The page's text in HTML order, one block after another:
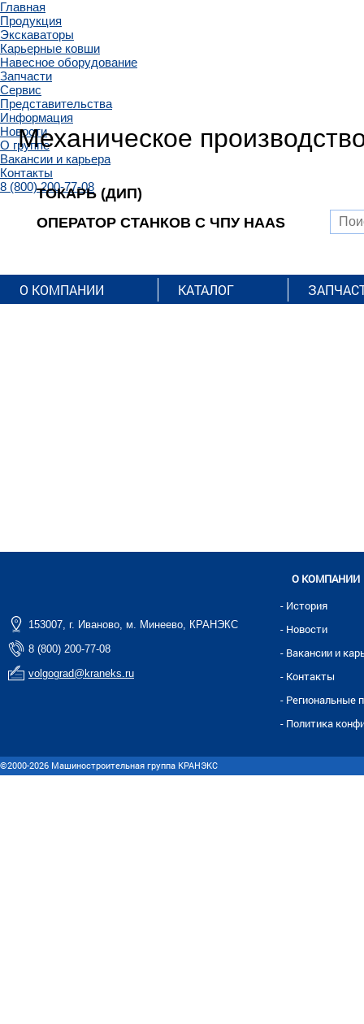
Главная
Продукция
Экскаваторы
Карьерные ковши
Навесное оборудование
Запчасти
Сервис
Представительства
Информация
Новости
О группе
Вакансии и карьера
Контакты
8 (800) 200-77-08
О КОМПАНИИ КАТАЛОГ
Механическое
ТОКАРЬ (ДИП)
ОПЕРАТОР СТАНКОВ С ЧПУ HAAS
153007, г. Иваново, м. Минеево, КРАНЭКС
8 (800) 200-77-08
volgograd@kraneks.ru
О КОМПАНИИ
- История
- Новости
- Вакансии и
- Контакты
- Региональные
- Политика
©2000-2026 Машиностроительная группа КРАНЭКС